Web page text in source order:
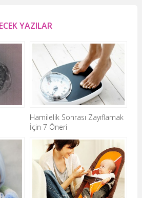
YAZILAR
Hamilelik Sonrası Zayıflamak
İçin 7 Öneri